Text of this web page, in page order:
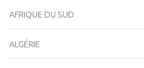
AFRIQUE DU SUD
ALGÉRIE